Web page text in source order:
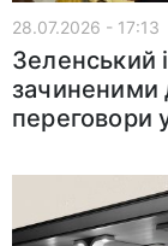
28.07.2026 - 17:13
Зеленський
зачиненими
переговори